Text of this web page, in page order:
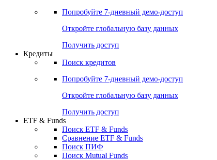
Попробуйте 7-дневный демо-доступ
Откройте глобальную базу данных
Получить доступ
Кредиты
Поиск кредитов
Попробуйте 7-дневный демо-доступ
Откройте глобальную базу данных
Получить доступ
ETF & Funds
Поиск ETF & Funds
Сравнение ETF & Funds
Поиск ПИФ
Поиск Mutual Funds